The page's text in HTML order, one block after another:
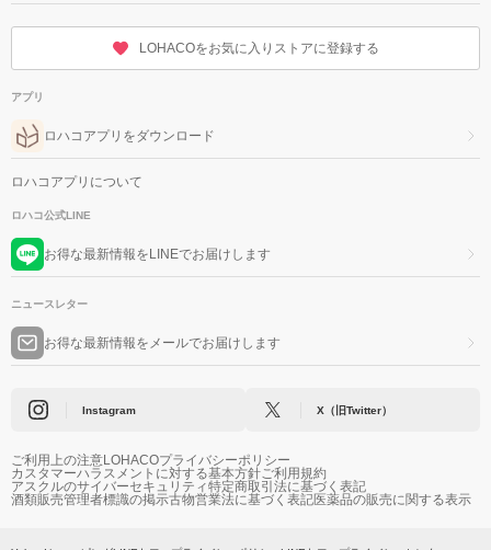
LOHACOをお気に入りストアに登録する
アプリ
ロハコアプリをダウンロード
ロハコアプリについて
ロハコ公式LINE
お得な最新情報をLINEでお届けします
ニュースレター
お得な最新情報をメールでお届けします
Instagram X（旧Twitter）
ご利用上の注意LOHACOプライバシーポリシー
カスタマーハラスメントに対する基本方針ご利用規約
アスクルのサイバーセキュリティ特定商取引法に基づく表記
酒類販売管理者標識の掲示古物営業法に基づく表記医薬品の販売に関する表示